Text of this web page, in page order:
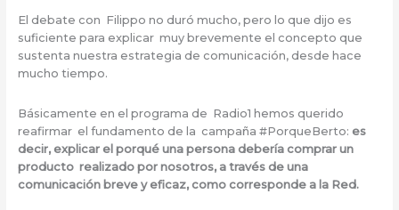
El debate con Filippo no duró mucho, pero lo que dijo es
suficiente para explicar muy brevemente el concepto que
sustenta nuestra estrategia de comunicación, desde hace
mucho tiempo.
Básicamente en el programa de Radio1 hemos querido
reafirmar el fundamento de la campaña #PorqueBerto: es
decir, explicar el porqué una persona debería comprar un
producto realizado por nosotros, a través de una
comunicación breve y eficaz, como corresponde a la Red.